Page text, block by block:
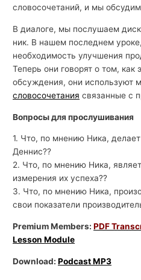
словосочетаний, и мы
В диалоге, мы послушаем
ник. В нашем последнем
необходимость улучшения
Теперь они говорят о том, как
обсуждения, они используют
словосочетания связанные с
Вопросы для прослушивания
1. Что, по мнению Ника, делает
Деннис??
2. Что, по мнению Ника,
измерения их успеха??
3. Что, по мнению Ника,
свои показатели
Premium Members:PDF
Lesson Module
Download:Podcast MP3